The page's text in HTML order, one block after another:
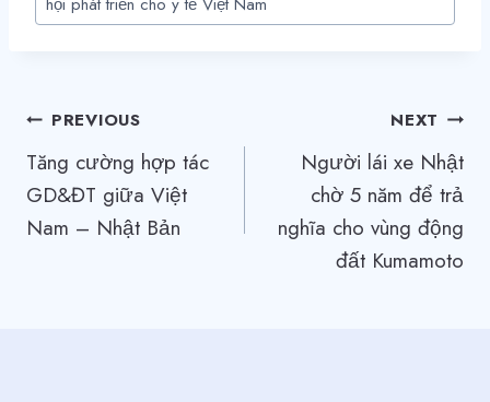
Điều
hướng
bài
PREVIOUS
Tăng cường hợp tác
GD&ĐT giữa Việt
Nam – Nhật Bản
NEXT
Người lái xe Nhật
chờ 5 năm để trả
nghĩa cho vùng động
đất Kumamoto